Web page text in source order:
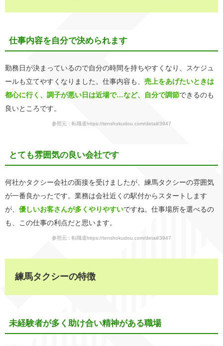
仕事内容を自分で決められます
勤務日が決まっているので自分の時間を持ちやすくなり、スケジュ
ールも立てやすくなりました。仕事内容も、 売上をあげたいときは
都心に行く、調子が悪い日は近場で…など、自分で調節できるのも
良いところです。
参照元：転職道https://tenshokudou.com/detail/3947
とても雰囲気の良い会社です
何社かタクシー会社の面接を受けましたが、練馬タクシーの雰囲気
が一番良かったです。業務は会社近くの駅付からスタートします
が、 優しいお客さんが多くやりやすいですね。仕事場所を選べるの
も、この仕事の利点だと思います。
参照元：転職道https://tenshokudou.com/detail/3947
練馬タクシーの特徴
未経験者が多く助け合い精神がある職場